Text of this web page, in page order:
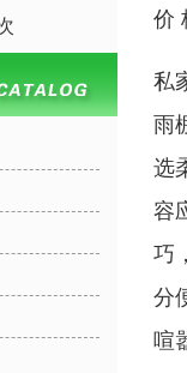
价
私
雨
选
容
巧
分
喧